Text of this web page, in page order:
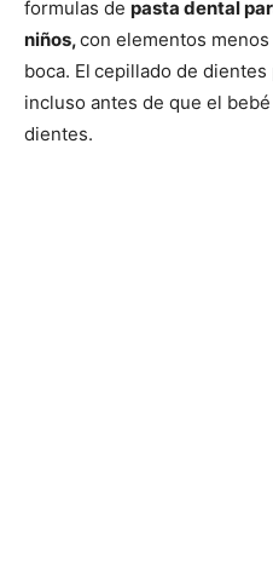
formulas de pasta dental
niños,con elementos
boca. El cepillado de dientes
incluso antes de que el
dientes.